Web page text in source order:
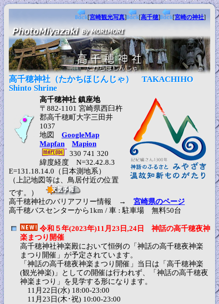
[宮崎観光写真] [高千穂] [宮崎の神社]
高千穂神社（たかちほじんじゃ） TAKACHIHO
Shinto Shrine
高千穂神社 鎮座地
〒882-1101 宮崎県西臼杵
郡高千穂町大字三田井
1037
地図 GoogleMap
Mapfan
Mapion
330 741 320
緯度経度 N=32.42.8.3
E=131.18.14.0（日本測地系）
（上記地図等は、鳥居付近の位置
です。）
高千穂神社のバリアフリー情報 → 宮崎県のページ
高千穂バスセンターから1km / 車 : 駐車場 無料50台
令和５年(2023年)11月23日,24日 神話の高千穂夜神
楽まつり開催
高千穂神社神楽殿において恒例の「神話の高千穂夜神楽
まつり開催」が予定されています。
「神話の高千穂夜神楽まつり開催」当日は「高千穂神楽
(観光神楽)」としての開催は行われず、「神話の高千穂夜
神楽まつり」を見学する形になります。
11月22日(水) 18:00-23:00
11月23日(木･祝) 10:00-23:00